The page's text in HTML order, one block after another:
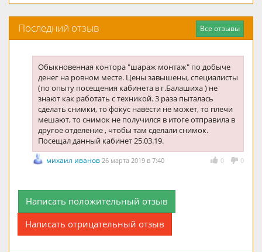
Все отзывы
Последний отзыв
Обыкновенная контора "шараж монтаж" по добыче
денег на ровном месте. Цены завышены, специалисты
(по опыту посещения кабинета в г.Балашиха ) не
знают как работать с техникой. 3 раза пыталась
сделать снимки, то фокус навести не может, то плечи
мешают, то снимок не получился в итоге отправила в
другое отделение , чтобы там сделали снимок.
Посещал данный кабинет 25.03.19.
0 0
михаил иванов 26 марта 2019 в 7:40
Написать положительный отзыв
Написать отрицательный отзыв